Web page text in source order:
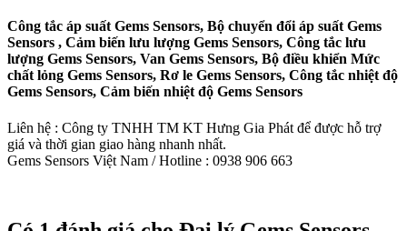
Công tắc áp suất Gems Sensors, Bộ chuyển đổi áp suất Gems
Sensors , Cảm biến lưu lượng Gems Sensors, Công tắc lưu
lượng Gems Sensors, Van Gems Sensors, Bộ điều khiển Mức
chất lỏng Gems Sensors, Rơ le Gems Sensors, Công tắc nhiệt độ
Gems Sensors, Cảm biến nhiệt độ Gems Sensors
Liên hệ : Công ty TNHH TM KT Hưng Gia Phát để được hỗ trợ
giá và thời gian giao hàng nhanh nhất.
Gems Sensors Việt Nam / Hotline : 0938 906 663